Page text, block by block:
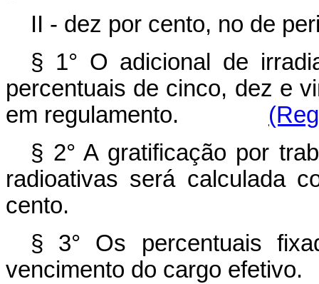
II - dez por cento, no de
§ 1° O adicional de
percentuais de cinco, dez e
em regulamento.
§ 2° A gratificação por
radioativas será calculada
cento.
§ 3° Os percentuais
vencimento do cargo efetivo.